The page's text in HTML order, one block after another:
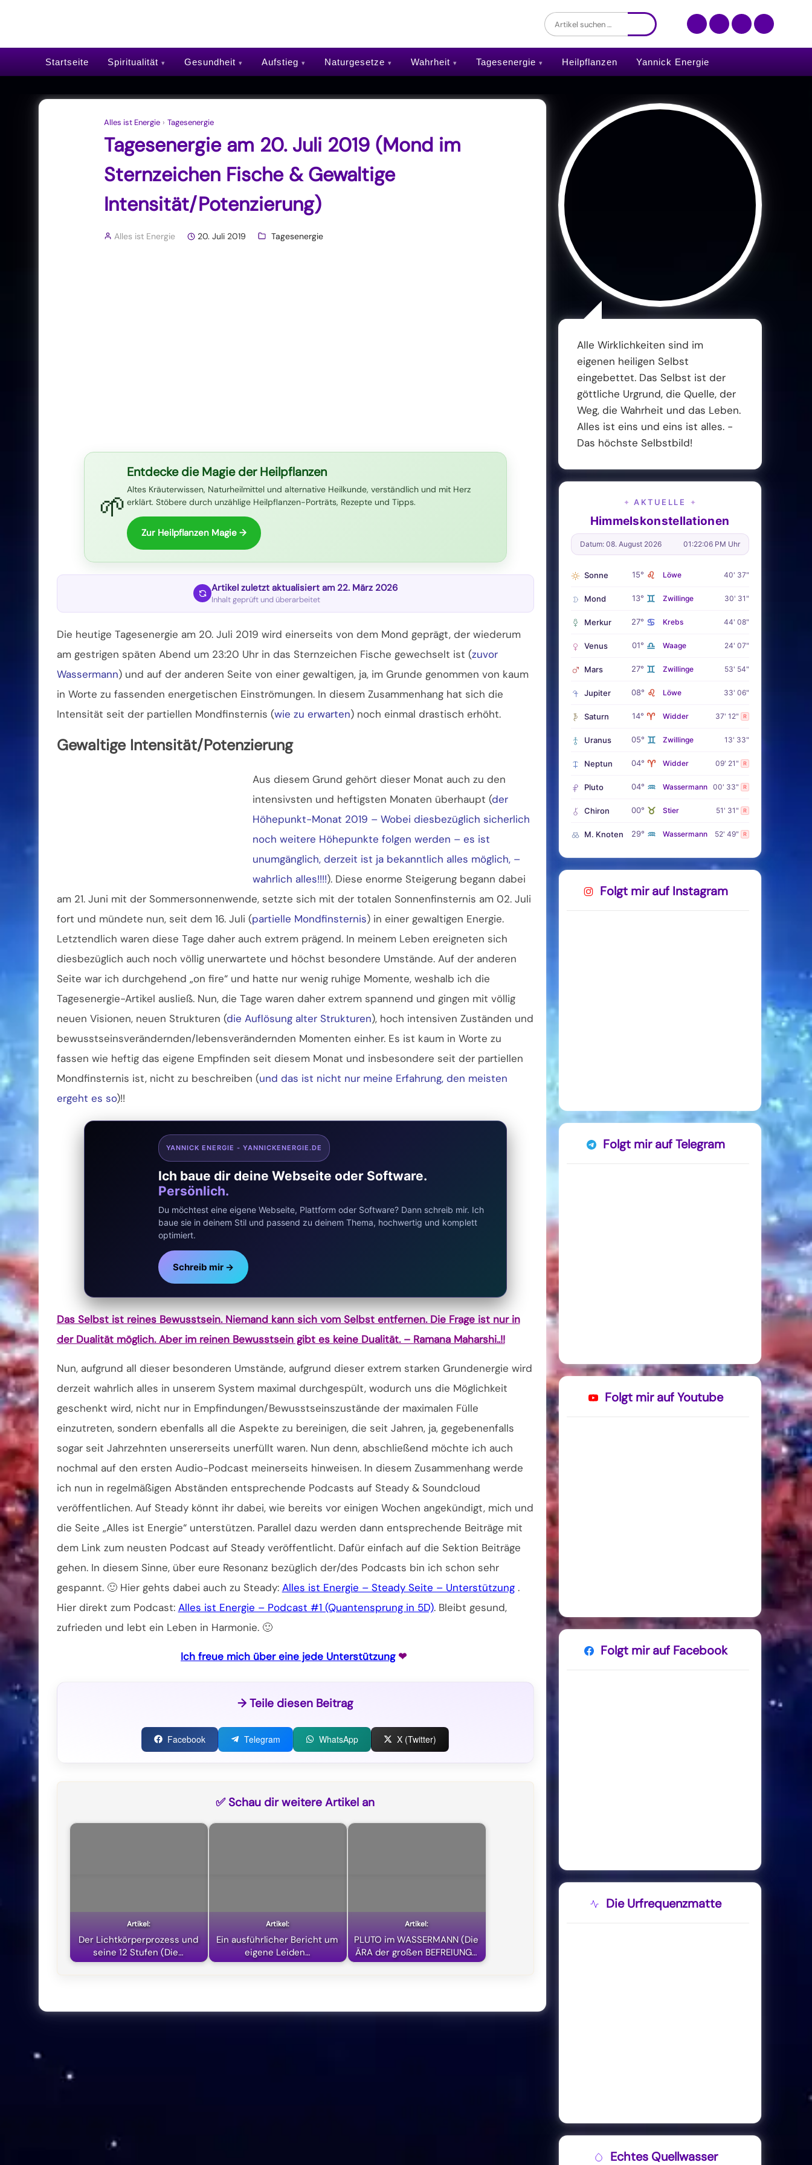
Startseite Spiritualität Gesundheit Aufstieg Naturgesetze Wahrheit Tagesenergie Heilpflanzen Yannick Energie
Alles ist Energie › Tagesenergie
Tagesenergie am 20. Juli 2019 (Mond im
Sternzeichen Fische & Gewaltige
Intensität/Potenzierung)
Alles ist Energie 20. Juli 2019 Tagesenergie
🌱
Entdecke die Magie der Heilpflanzen
Altes Kräuterwissen, Naturheilmittel und alternative Heilkunde, verständlich und mit Herz
erklärt. Stöbere durch unzählige Heilpflanzen-Porträts, Rezepte und Tipps.
Zur Heilpflanzen Magie →
Artikel zuletzt aktualisiert am 22. März 2026
Inhalt geprüft und überarbeitet
Die heutige Tagesenergie am 20. Juli 2019 wird einerseits von dem Mond geprägt, der wiederum
am gestrigen späten Abend um 23:20 Uhr in das Sternzeichen Fische gewechselt ist (zuvor
Wassermann) und auf der anderen Seite von einer gewaltigen, ja, im Grunde genommen von kaum
in Worte zu fassenden energetischen Einströmungen. In diesem Zusammenhang hat sich die
Intensität seit der partiellen Mondfinsternis (wie zu erwarten) noch einmal drastisch erhöht.
Gewaltige Intensität/Potenzierung
Aus diesem Grund gehört dieser Monat auch zu den
intensivsten und heftigsten Monaten überhaupt (der
Höhepunkt-Monat 2019 – Wobei diesbezüglich sicherlich
noch weitere Höhepunkte folgen werden – es ist
unumgänglich, derzeit ist ja bekanntlich alles möglich, –
wahrlich alles!!!!). Diese enorme Steigerung begann dabei
am 21. Juni mit der Sommersonnenwende, setzte sich mit der totalen Sonnenfinsternis am 02. Juli
fort und mündete nun, seit dem 16. Juli (partielle Mondfinsternis) in einer gewaltigen Energie.
Letztendlich waren diese Tage daher auch extrem prägend. In meinem Leben ereigneten sich
diesbezüglich auch noch völlig unerwartete und höchst besondere Umstände. Auf der anderen
Seite war ich durchgehend „on fire“ und hatte nur wenig ruhige Momente, weshalb ich die
Tagesenergie-Artikel ausließ. Nun, die Tage waren daher extrem spannend und gingen mit völlig
neuen Visionen, neuen Strukturen (die Auflösung alter Strukturen), hoch intensiven Zuständen und
bewusstseinsverändernden/lebensverändernden Momenten einher. Es ist kaum in Worte zu
fassen wie heftig das eigene Empfinden seit diesem Monat und insbesondere seit der partiellen
Mondfinsternis ist, nicht zu beschreiben (und das ist nicht nur meine Erfahrung, den meisten
ergeht es so)!!
YANNICK ENERGIE - YANNICKENERGIE.DE
Ich baue dir deine Webseite oder Software.
Persönlich.
Du möchtest eine eigene Webseite, Plattform oder Software? Dann schreib mir. Ich
baue sie in deinem Stil und passend zu deinem Thema, hochwertig und komplett
optimiert.
Schreib mir →
Das Selbst ist reines Bewusstsein. Niemand kann sich vom Selbst entfernen. Die Frage ist nur in
der Dualität möglich. Aber im reinen Bewusstsein gibt es keine Dualität. – Ramana Maharshi..!!
Nun, aufgrund all dieser besonderen Umstände, aufgrund dieser extrem starken Grundenergie wird
derzeit wahrlich alles in unserem System maximal durchgespült, wodurch uns die Möglichkeit
geschenkt wird, nicht nur in Empfindungen/Bewusstseinszustände der maximalen Fülle
einzutreten, sondern ebenfalls all die Aspekte zu bereinigen, die seit Jahren, ja, gegebenenfalls
sogar seit Jahrzehnten unsererseits unerfüllt waren. Nun denn, abschließend möchte ich auch
nochmal auf den ersten Audio-Podcast meinerseits hinweisen. In diesem Zusammenhang werde
ich nun in regelmäßigen Abständen entsprechende Podcasts auf Steady & Soundcloud
veröffentlichen. Auf Steady könnt ihr dabei, wie bereits vor einigen Wochen angekündigt, mich und
die Seite „Alles ist Energie“ unterstützen. Parallel dazu werden dann entsprechende Beiträge mit
dem Link zum neusten Podcast auf Steady veröffentlicht. Dafür einfach auf die Sektion Beiträge
gehen. In diesem Sinne, über eure Resonanz bezüglich der/des Podcasts bin ich schon sehr
gespannt. 🙂 Hier gehts dabei auch zu Steady: Alles ist Energie – Steady Seite – Unterstützung.
Hier direkt zum Podcast: Alles ist Energie – Podcast #1 (Quantensprung in 5D). Bleibt gesund,
zufrieden und lebt ein Leben in Harmonie. 🙂
Ich freue mich über eine jede Unterstützung❤
→ Teile diesen Beitrag
Facebook Telegram WhatsApp X (Twitter)
✅ Schau dir weitere Artikel an
Der Lichtkörperprozess und
seine 12 Stufen (Die…
Ein ausführlicher Bericht um
eigene Leiden…
PLUTO im WASSERMANN (Die
ÄRA der großen BEFREIUNG…
Alle Wirklichkeiten sind im
eigenen heiligen Selbst
eingebettet. Das Selbst ist der
göttliche Urgrund, die Quelle, der
Weg, die Wahrheit und das Leben.
Alles ist eins und eins ist alles. -
Das höchste Selbstbild!
✦ AKTUELLE ✦
Himmelskonstellationen
Datum: 08. August 2026 01:22:07 PM Uhr
Sonne 15° ♌ Löwe 40' 37"
Mond 13° ♊ Zwillinge 30' 31"
Merkur 27° ♋ Krebs 44' 08"
Venus 01° ♎ Waage 24' 07"
Mars 27° ♊ Zwillinge 53' 54"
Jupiter 08° ♌ Löwe 33' 06"
Saturn 14° ♈ Widder 37' 12" R
Uranus 05° ♊ Zwillinge 13' 33"
Neptun 04° ♈ Widder 09' 21" R
Pluto 04° ♒ Wassermann 00' 33" R
Chiron 00° ♉ Stier 51' 31" R
M. Knoten 29° ♒ Wassermann 52' 49" R
Folgt mir auf Instagram
Folgt mir auf Telegram
Folgt mir auf Youtube
Folgt mir auf Facebook
Die Urfrequenzmatte
Echtes Quellwasser